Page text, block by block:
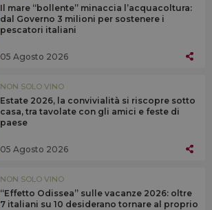
Il mare “bollente” minaccia l’acquacoltura:
dal Governo 3 milioni per sostenere i
pescatori italiani
05 Agosto 2026
NON SOLO VINO
Estate 2026, la convivialità si riscopre sotto
casa, tra tavolate con gli amici e feste di
paese
05 Agosto 2026
NON SOLO VINO
“Effetto Odissea” sulle vacanze 2026: oltre
7 italiani su 10 desiderano tornare al proprio